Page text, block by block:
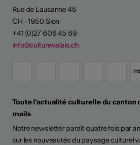
Rue de Lausanne 45
CH - 1950 Sion
+41 (0)27 606 45 69
info@culturevalais.ch
Toute l'actualité culturelle du canton
mails
Notre newsletter paraît quatre fois par
sur les nouveautés du paysage culturel